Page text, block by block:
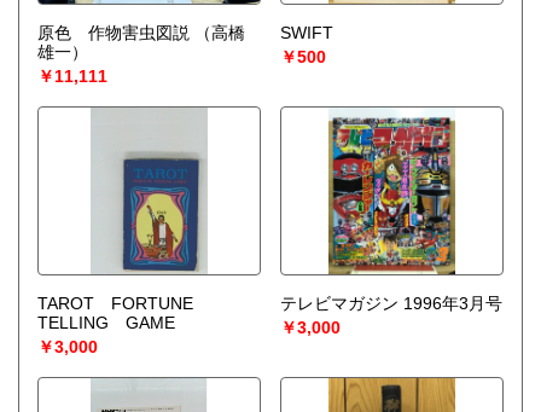
原色 作物害虫図説
（高橋
雄一）
￥11,111
SWIFT
￥500
TAROT FORTUNE
TELLING GAME
￥3,000
テレビマガジン 1996年3月号
￥3,000